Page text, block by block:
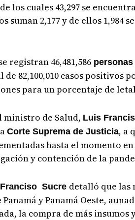
los cuales 43,297 se
suman 2,177 y de ellos 1,984
registran 46,481,586personas
de 82,100,010 casos positivos
para un porcentaje de
ministro de Salud, Luis
Corte Suprema de Justicia, a
hasta el momento
y contención de la
Sucre detalló que las
y Panamá Oeste,
la compra de más insumos